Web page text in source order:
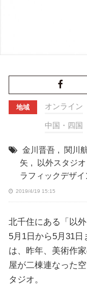
地域 オンライン
中国・四国
金川晋吾 , 関川
矢 , 以外スタジオ
ラフィックデザイ
2019/4/19 15:15
北千住にある「以
5月1日から5月31
は、昨年、美術作
屋が二棟連なった
タジオ。